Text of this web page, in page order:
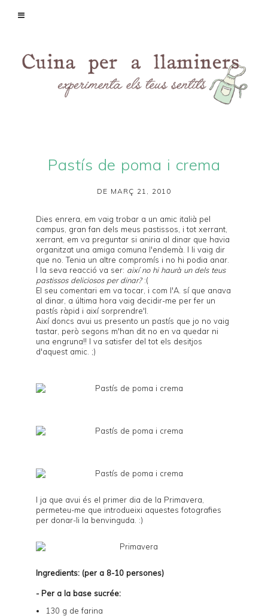
Pastís de poma i crema
DE MARÇ 21, 2010
Dies enrera, em vaig trobar a un amic italià pel
campus, gran fan dels meus pastissos, i tot xerrant,
xerrant, em va preguntar si aniria al dinar que havia
organitzat una amiga comuna l'endemà. I li vaig dir
que no. Tenia un altre compromís i no hi podia anar.
I la seva reacció va ser: així no hi haurà un dels teus
pastissos deliciosos per dinar? :(
El seu comentari em va tocar, i com l'A. sí que anava
al dinar, a última hora vaig decidir-me per fer un
pastís ràpid i així sorprendre'l.
Així doncs avui us presento un pastís que jo no vaig
tastar, però segons m'han dit no en va quedar ni
una engruna!! I va satisfer del tot els desitjos
d'aquest amic. ;)
I ja que avui és el primer dia de la Primavera,
permeteu-me que introdueixi aquestes fotografies
per donar-li la benvinguda. :)
Ingredients: (per a 8-10 persones)
- Per a la base sucrée:
130 g de farina